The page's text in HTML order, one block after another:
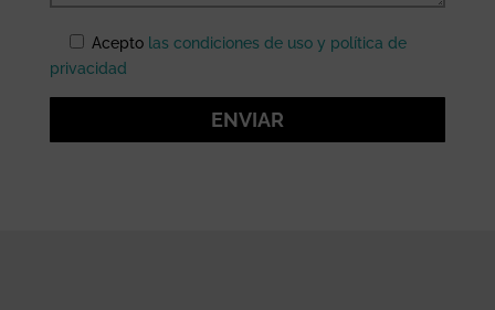
Acepto las condiciones de uso y política de
privacidad
ENVIAR